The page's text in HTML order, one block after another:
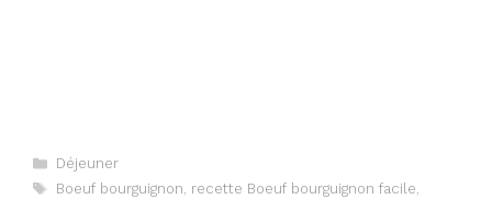
Categories
Déjeuner
Tags
Boeuf bourguignon, recette Boeuf bourguignon facile,